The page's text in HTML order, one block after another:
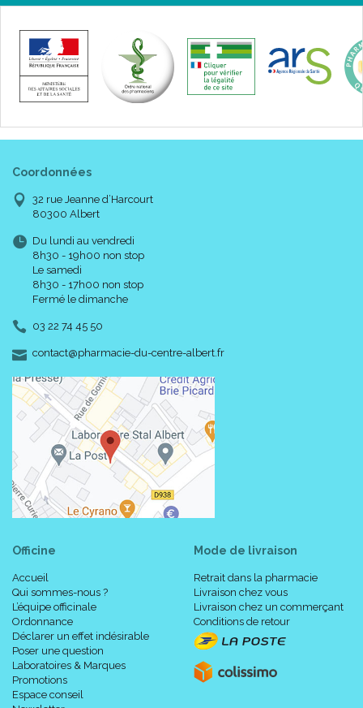
Coordonnées
32 rue Jeanne d’Harcourt
80300 Albert
Du lundi au vendredi
8h30 - 19h00 non stop
Le samedi
8h30 - 17h00 non stop
Fermé le dimanche
03 22 74 45 50
contact-
@-
pharmacie-du-centre-albert.fr
Officine
Accueil
Qui sommes-nous ?
L’équipe officinale
Ordonnance
Déclarer un effet indésirable
Poser une question
Laboratoires & Marques
Promotions
Espace conseil
Mode de livraison
Retrait dans la pharmacie
Livraison chez vous
Livraison chez un commerçant
Conditions de retour